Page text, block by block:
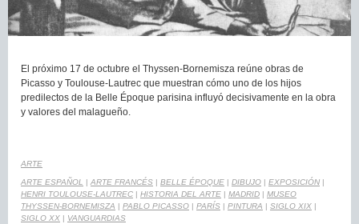
El próximo 17 de octubre el Thyssen-Bornemisza reúne obras de
Picasso y Toulouse-Lautrec que muestran cómo uno de los hijos
predilectos de la Belle Époque parisina influyó decisivamente en la obra
y valores del malagueño.
ARTE
ARTE ESPAÑOL | ARTE FRANCÉS | BELLE ÉPOQUE | DIBUJO | EXPOSICIÓN |
HENRI TOULOUSE-LAUTREC | HISTORIA DEL ARTE | MADRID | MUSEO
THYSSEN-BORNEMISZA | PABLO PICASSO | PARÍS | PINTURA | SIGLO XIX |
SIGLO XX | VANGUARDIAS